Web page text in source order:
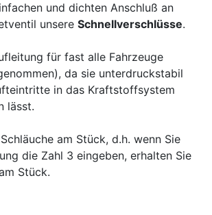
und dichten Anschluß an
unsere Schnellverschlüsse.
für fast alle Fahrzeuge
da sie unterdruckstabil
in das Kraftstoffsystem
lässt.
am Stück, d.h. wenn Sie
die Zahl 3 eingeben, erhalten Sie
Stück.